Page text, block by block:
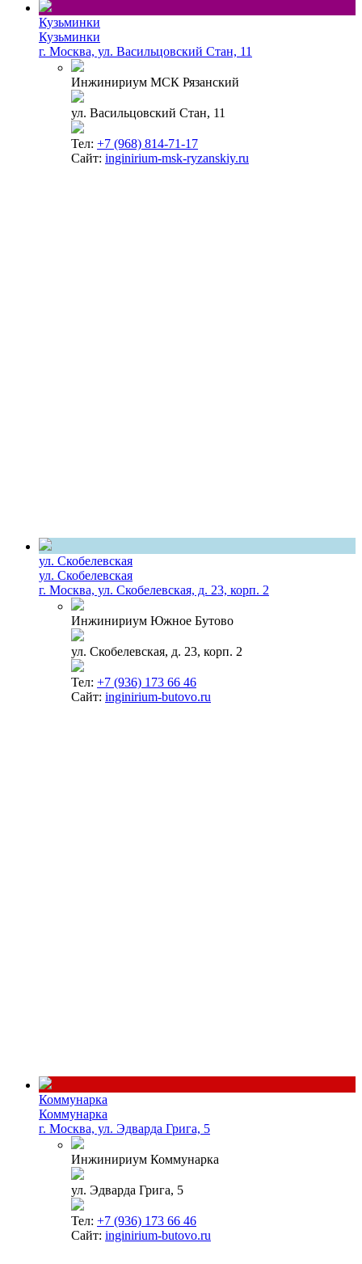
Кузьминки
Кузьминки
г. Москва, ул. Васильцовский Стан, 11
Инжинириум МСК Рязанский
ул. Васильцовский Стан, 11
Тел: +7 (968) 814-71-17
Сайт: inginirium-msk-ryzanskiy.ru
ул. Скобелевская
ул. Скобелевская
г. Москва, ул. Скобелевская, д. 23, корп. 2
Инжинириум Южное Бутово
ул. Скобелевская, д. 23, корп. 2
Тел: +7 (936) 173 66 46
Сайт: inginirium-butovo.ru
Коммунарка
Коммунарка
г. Москва, ул. Эдварда Грига, 5
Инжинириум Коммунарка
ул. Эдварда Грига, 5
Тел: +7 (936) 173 66 46
Сайт: inginirium-butovo.ru